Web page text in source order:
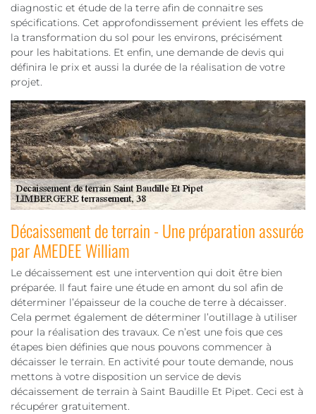
diagnostic et étude de la terre afin de connaitre ses
spécifications. Cet approfondissement prévient les effets de
la transformation du sol pour les environs, précisément
pour les habitations. Et enfin, une demande de devis qui
définira le prix et aussi la durée de la réalisation de votre
projet.
Décaissement de terrain - Une préparation assurée
par AMEDEE William
Le décaissement est une intervention qui doit être bien
préparée. Il faut faire une étude en amont du sol afin de
déterminer l’épaisseur de la couche de terre à décaisser.
Cela permet également de déterminer l’outillage à utiliser
pour la réalisation des travaux. Ce n’est une fois que ces
étapes bien définies que nous pouvons commencer à
décaisser le terrain. En activité pour toute demande, nous
mettons à votre disposition un service de devis
décaissement de terrain à Saint Baudille Et Pipet. Ceci est à
récupérer gratuitement.